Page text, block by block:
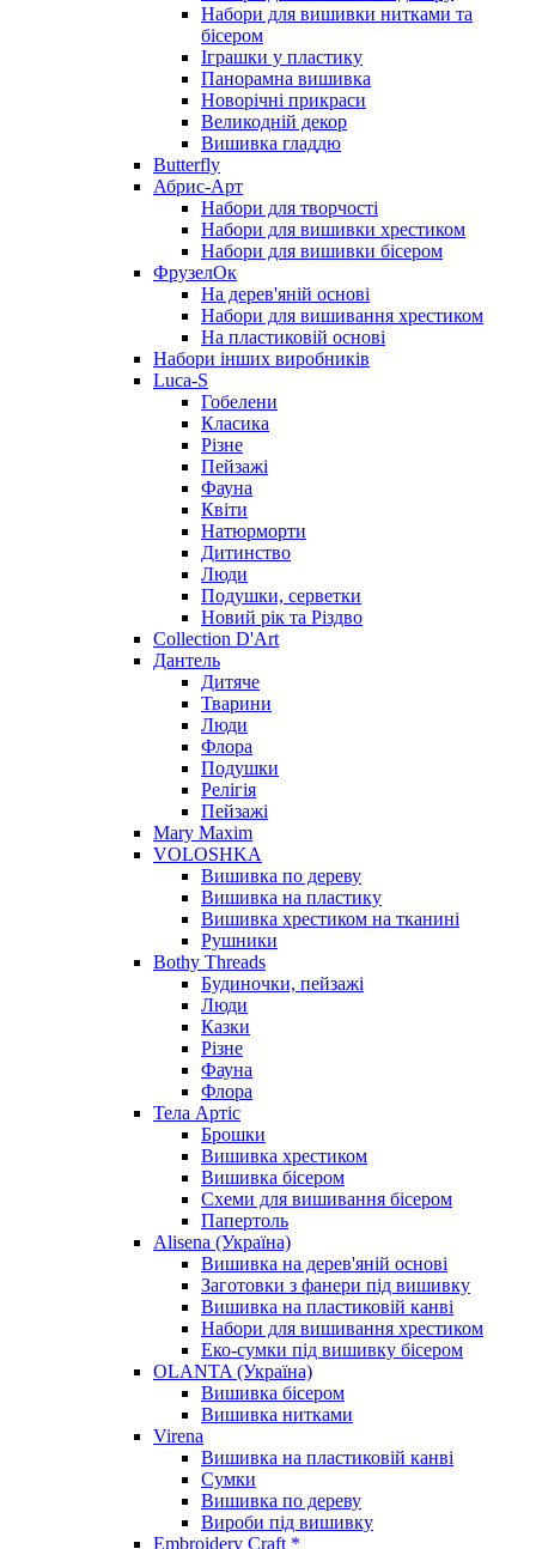
Набори для вишивки нитками та
бісером
Іграшки у пластику
Панорамна вишивка
Новорічні прикраси
Великодній декор
Вишивка гладдю
Butterfly
Абрис-Арт
Набори для творчості
Набори для вишивки хрестиком
Набори для вишивки бісером
ФрузелОк
На дерев'яній основі
Набори для вишивання хрестиком
На пластиковій основі
Набори інших виробників
Luca-S
Гобелени
Класика
Різне
Пейзажі
Фауна
Квіти
Натюрморти
Дитинство
Люди
Подушки, серветки
Новий рік та Різдво
Collection D'Art
Дантель
Дитяче
Тварини
Люди
Флора
Подушки
Релігія
Пейзажі
Mary Maxim
VOLOSHKA
Вишивка по дереву
Вишивка на пластику
Вишивка хрестиком на тканині
Рушники
Bothy Threads
Будиночки, пейзажі
Люди
Казки
Різне
Фауна
Флора
Тела Артіс
Брошки
Вишивка хрестиком
Вишивка бісером
Схеми для вишивання бісером
Папертоль
Alisena (Україна)
Вишивка на дерев'яній основі
Заготовки з фанери під вишивку
Вишивка на пластиковій канві
Набори для вишивання хрестиком
Еко-сумки під вишивку бісером
OLANTA (Україна)
Вишивка бісером
Вишивка нитками
Virena
Вишивка на пластиковій канві
Сумки
Вишивка по дереву
Вироби під вишивку
Embroidery Craft *